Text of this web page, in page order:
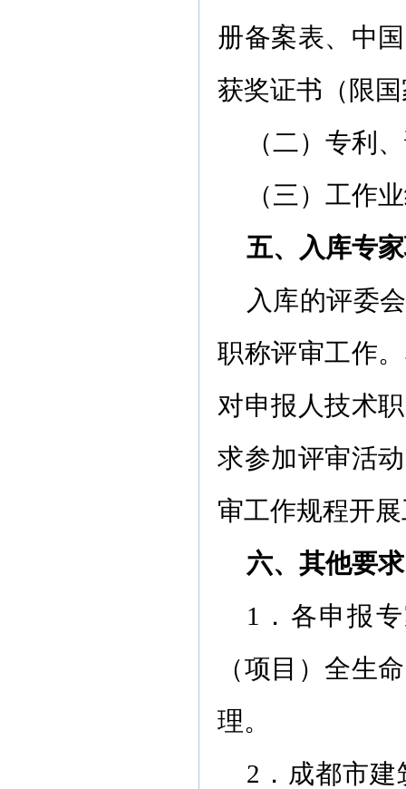
册备案表、中
获奖证书（限
（二）专利
（三）工作
五、入库专
入库的评委
职称评审工作
对申报人技术
求参加评审活
审工作规程开
六、其他要求
1．各申报
（项目）全生
理。
2．成都市建